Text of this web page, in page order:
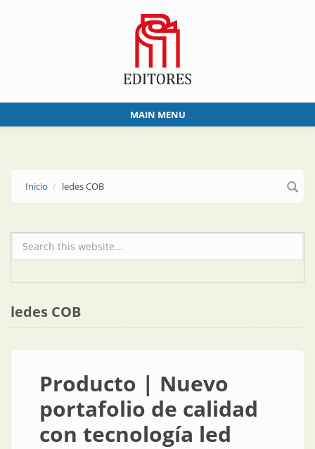
MAIN MENU
Inicio ledes COB
Formulario de búsqueda
ledes COB
Producto | Nuevo
portafolio de calidad
con tecnología led